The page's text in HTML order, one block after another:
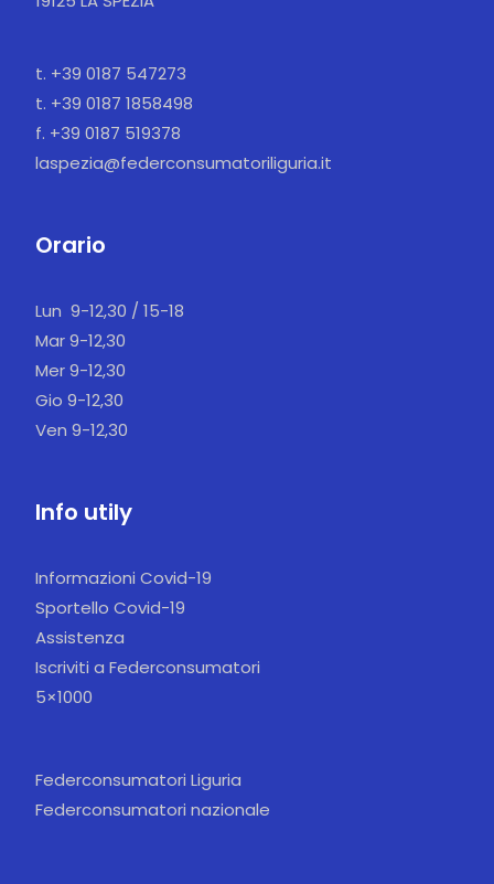
t. +39 0187 547273
t. +39 0187 1858498
f. +39 0187 519378
laspezia@federconsumatoriliguria.it
Orario
Lun 9-12,30 / 15-18
Mar 9-12,30
Mer 9-12,30
Gio 9-12,30
Ven 9-12,30
Info utily
Informazioni Covid-19
Sportello Covid-19
Assistenza
Iscriviti a Federconsumatori
5×1000
Federconsumatori Liguria
Federconsumatori nazionale